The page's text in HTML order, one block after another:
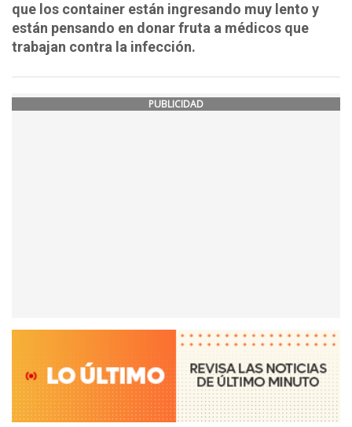
que los container están ingresando muy lento y
están pensando en donar fruta a médicos que
trabajan contra la infección.
PUBLICIDAD